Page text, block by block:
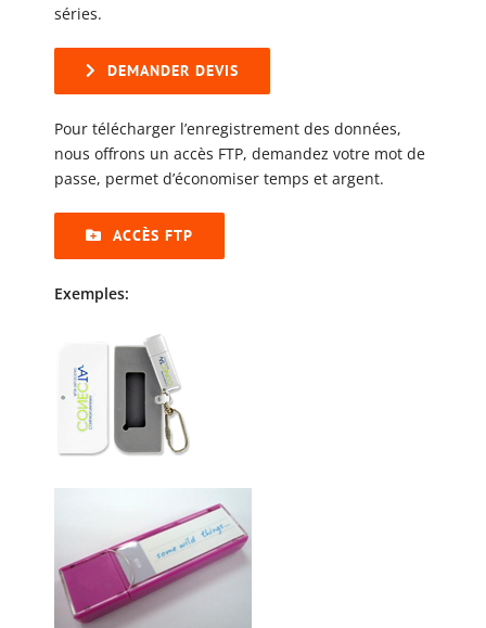
séries.
DEMANDER DEVIS
Pour télécharger l’enregistrement des données,
nous offrons un accès FTP, demandez votre mot de
passe, permet d’économiser temps et argent.
ACCÈS FTP
Exemples: